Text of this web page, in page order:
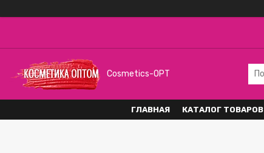
Cosmetics-OPT
ГЛАВНАЯ КАТАЛОГ ТОВАРОВ